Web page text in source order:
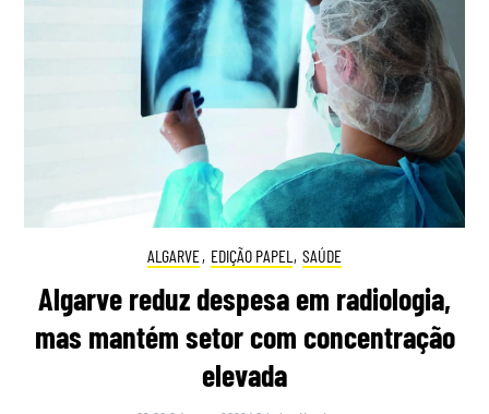
ALGARVE, EDIÇÃO PAPEL , SAÚDE
Algarve reduz despesa em radiologia,
mas mantém setor com concentração
elevada